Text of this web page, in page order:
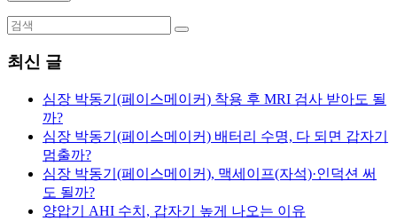
최신 글
심장 박동기(페이스메이커) 착용 후 MRI 검사 받아도 될
까?
심장 박동기(페이스메이커) 배터리 수명, 다 되면 갑자기
멈출까?
심장 박동기(페이스메이커), 맥세이프(자석)·인덕션 써
도 될까?
양압기 AHI 수치, 갑자기 높게 나오는 이유